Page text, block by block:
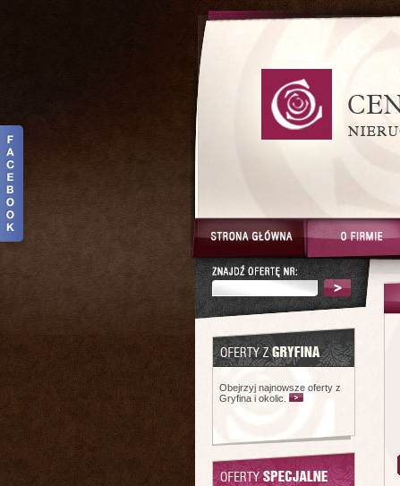
Obejrzyj najnowsze oferty z
Gryfina i okolic.